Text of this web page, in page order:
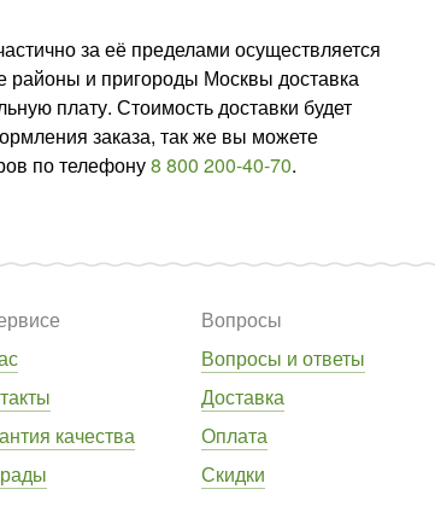
за её пределами осуществляется
районы и пригороды Москвы доставка
плату. Стоимость доставки будет
заказа, так же вы можете
по телефону8 800 200-40-70.
качества
Вопросы
Вопросы и ответы
Доставка
Оплата
Скидки